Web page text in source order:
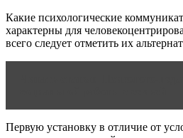
Какие психологические
характерны для
всего следует отметить их
Первую установку в отличие от